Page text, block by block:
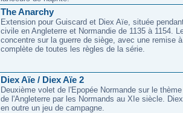
The Anarchy
Extension pour Guiscard et Diex Aïe, située
civile en Angleterre et Normandie de 1135 à 1154.
concentre sur la guerre de siège, avec une remise
complète de toutes les règles de la série.
Diex Aïe / Diex Aïe 2
Deuxième volet de l'Epopée Normande sur le
de l'Angleterre par les Normands au XIe siècle.
en outre un jeu de campagne.